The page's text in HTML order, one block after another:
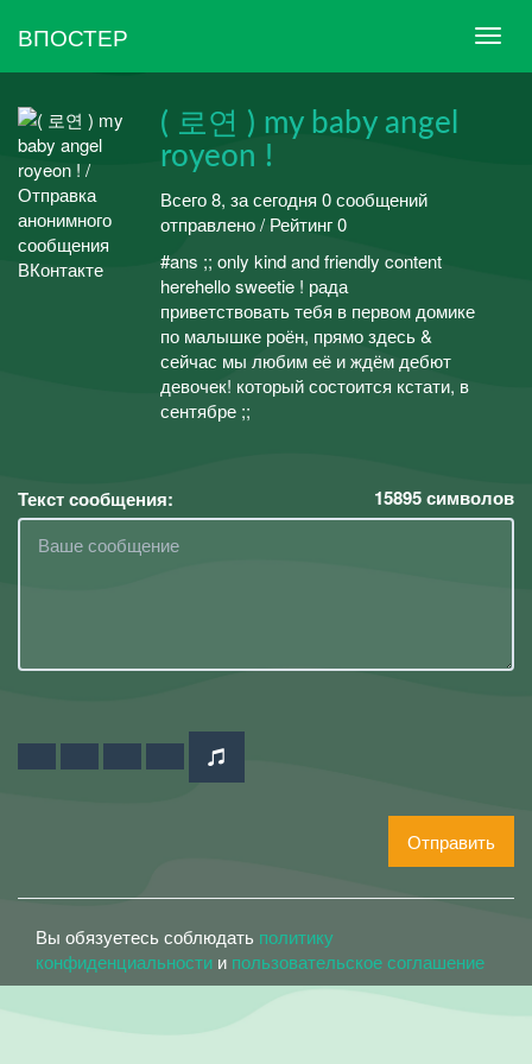
ВПОСТЕР
( 로연 ) my baby angel
royeon !
Всего 8, за сегодня 0 сообщений
отправлено / Рейтинг 0
#ans ;; only kind and friendly content
herehello sweetie ! рада
приветствовать тебя в первом домике
по малышке роён, прямо здесь &
сейчас мы любим её и ждём дебют
девочек! который состоится кстати, в
сентябре ;;
Текст сообщения: 15895символов
Отправить
Вы обязуетесь соблюдать политику
конфиденциальности и пользовательское соглашение